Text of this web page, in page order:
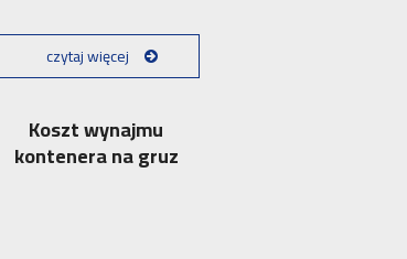
czytaj więcej
Koszt wynajmu
kontenera na gruz